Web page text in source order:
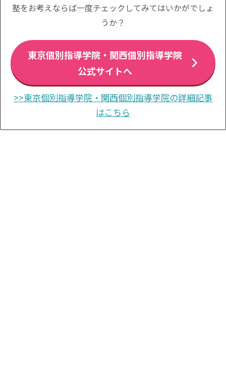
塾をお考えならば一度チェックしてみてはいかがでしょ
うか？
東京個別指導学院・関西個別指導学院
公式サイトへ
>>東京個別指導学院・関西個別指導学院の詳細記事
はこちら